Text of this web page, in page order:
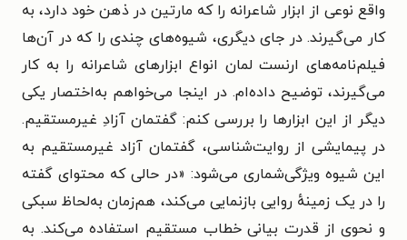
واقع نوعی از ابزار شاعرانه را که مارتین در ذهن خود دارد، به
کار می‌گیرند. در جای دیگری، شیوه‌های چندی را که در آن‌ها
فیلم‌نامه‌های ارنست لمان انواع ابزارهای شاعرانه را به کار
می‌گیرند، توضیح داده‌ام. در اینجا می‌خواهم به‌اختصار یکی
دیگر از این ابزارها را بررسی کنم: گفتمان آزادِ غیرمستقیم.
در پیمایشی از روایت‌شناسی، گفتمان آزاد غیرمستقیم به
این شیوه ویژگی‌شماری می‌شود: «در حالی که محتوای گفته
را در یک زمینهٔ روایی بازنمایی می‌کند، هم‌زمان به‌لحاظ سبکی
و نحوی از قدرت بیانی خطاب مستقیم استفاده می‌کند. به